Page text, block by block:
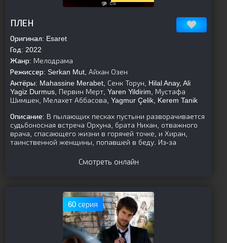
ПЛЕН
Оригинал: Esaret
Год: 2022
Жанр: Мелодрама
Режиссер: Serkan Mut, Айхан Озен
Актёры: Mahassine Merabet, Сенк Торун, Hilal Anay, Ali
Yagiz Durmus, Первин Мерт, Yaren Yildirim, Мустафа
Шимшек, Мелахет Аббасова, Yagmur Çelik, Kerem Tanik
Описание: В пылающих песках пустыни разворачивается
судьбоносная встреча Орхуна, брата Нихан, отважного
врача, спасающего жизни в горячей точке, и Хиран,
таинственной женщины, попавшей в беду. Из-за
Смотреть онлайн
60 серия